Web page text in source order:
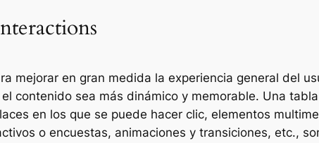
mejorar en gran medida la experiencia general del
contenido sea más dinámico y memorable. Una
en los que se puede hacer clic, elementos
o encuestas, animaciones y transiciones, etc.,